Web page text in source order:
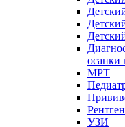
осанки
МРТ
УЗИ